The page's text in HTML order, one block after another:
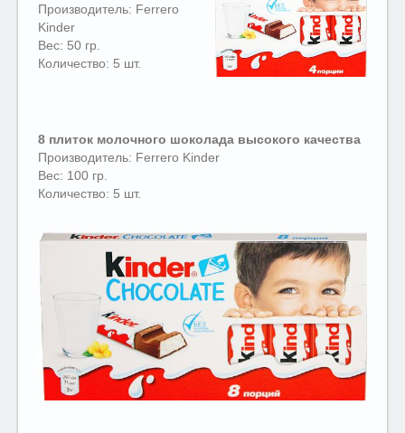
Производитель: Ferrero
Kinder
Вес: 50 гр.
Количество: 5 шт.
8 плиток молочного шоколада высокого качества
Производитель: Ferrero Kinder
Вес: 100 гр.
Количество: 5 шт.